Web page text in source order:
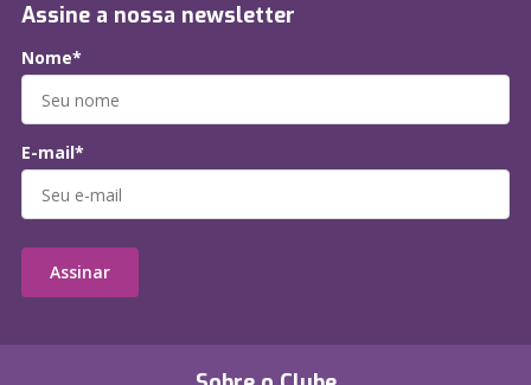
Assine a nossa newsletter
Nome*
E-mail*
Assinar